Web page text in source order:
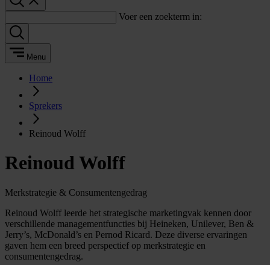
Voer een zoekterm in:
Menu
Home
Sprekers
Reinoud Wolff
Reinoud Wolff
Merkstrategie & Consumentengedrag
Reinoud Wolff leerde het strategische marketingvak kennen door
verschillende managementfuncties bij Heineken, Unilever, Ben &
Jerry’s, McDonald’s en Pernod Ricard. Deze diverse ervaringen
gaven hem een breed perspectief op merkstrategie en
consumentengedrag.